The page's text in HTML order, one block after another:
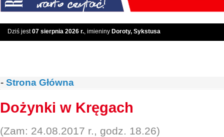
Dziś jest07 sierpnia 2026 r., imieniny Doroty, Sykstusa
- Strona Główna
Dożynki w Kręgach
(Zam: 24.08.2017 r., godz. 18.26)